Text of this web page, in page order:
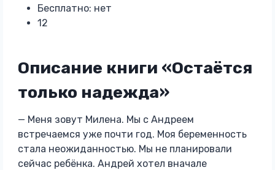
Бесплатно: нет
12
Описание книги «Остаётся
только надежда»
— Меня зовут Милена. Мы с Андреем
встречаемся уже почти год. Моя беременность
стала неожиданностью. Мы не планировали
сейчас ребёнка. Андрей хотел вначале